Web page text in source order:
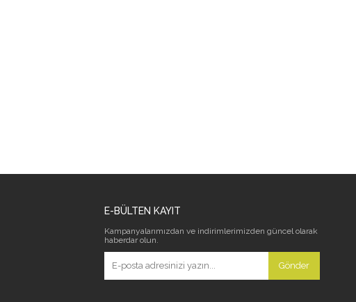
E-BÜLTEN KAYIT
Kampanyalarımızdan ve indirimlerimizden güncel olarak
haberdar olun.
Gönder